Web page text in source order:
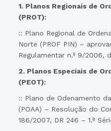
1. Planos Regionais de
(PROT):
:: Plano Regional de
Norte (PROF PIN) –
Regulamentar n.º 9/2006,
2. Planos Especiais de
(PEOT):
:: Plano de Odenamento
(POAA) – Resolução do
186/2007, DR 246 – 1.ª